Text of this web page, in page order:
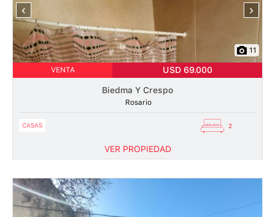
‹ ›
11
VENTA USD 69.000
Biedma Y Crespo
Rosario
CASAS 2
VER PROPIEDAD